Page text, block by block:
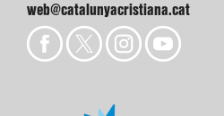
web@catalunyacristiana.cat